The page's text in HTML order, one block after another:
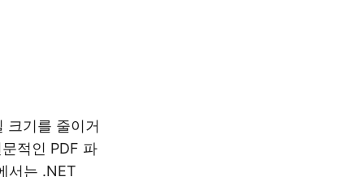
크기를 줄이거
적인 PDF 파
서는 .NET